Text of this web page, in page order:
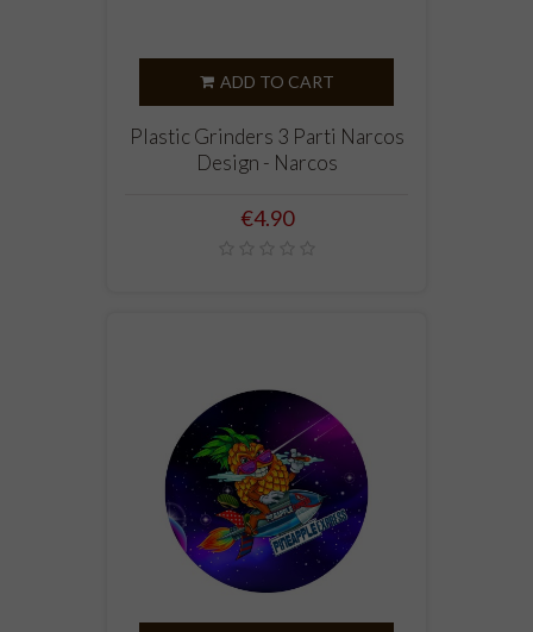
ADD TO CART
Plastic Grinders 3 Parti Narcos
Design - Narcos
Price
€4.90